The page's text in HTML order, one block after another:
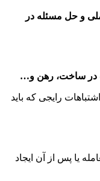
و حل مسئله در
در ساخت، رهن و…
رایجی که باید
یا پس از آن ایجاد